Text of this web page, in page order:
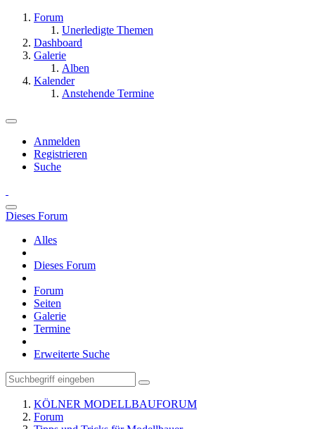
Forum
Unerledigte Themen
Dashboard
Galerie
Alben
Kalender
Anstehende Termine
Anmelden
Registrieren
Suche
Dieses Forum
Alles
Dieses Forum
Forum
Seiten
Galerie
Termine
Erweiterte Suche
KÖLNER MODELLBAUFORUM
Forum